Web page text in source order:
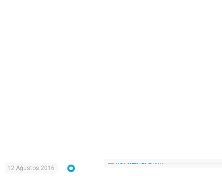
12 Ağustos 2016